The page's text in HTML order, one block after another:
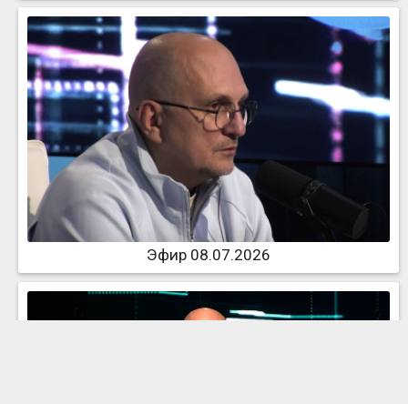
Эфир 08.07.2026